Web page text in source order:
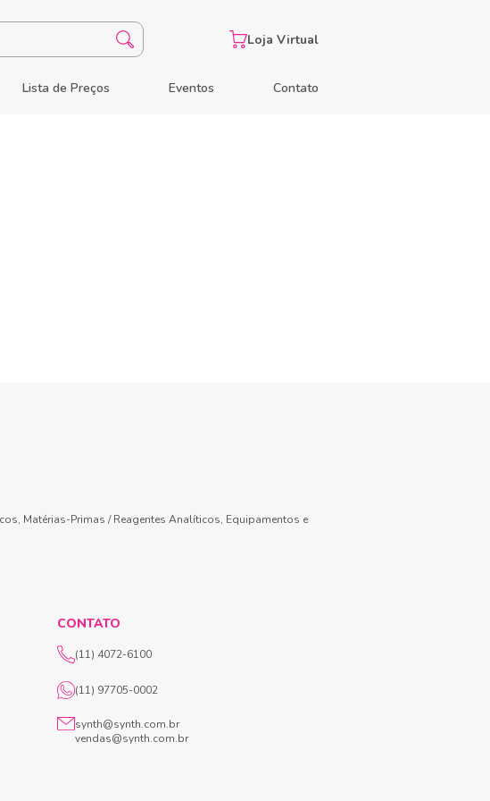
Lista de Preços Eventos Contato
Loja Virtual
Matérias-Primas / Reagentes Analíticos, Equipamentos e
CONTATO
(11) 4072-6100
(11) 97705-0002
synth@synth.com.br
vendas@synth.com.br